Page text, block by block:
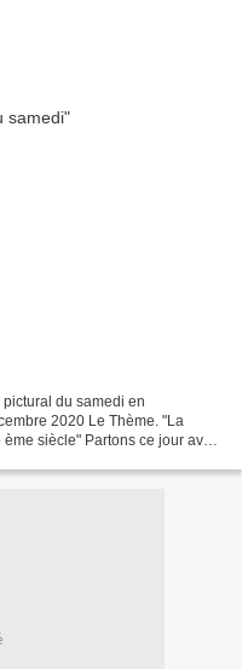
du samedi en
2020 Le Thème. "La
siècle" Partons ce jour avec